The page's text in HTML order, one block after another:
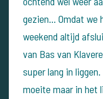
gezien... Omdat we
weekend altijd
van Bas van
super lang in
moeite maar in het